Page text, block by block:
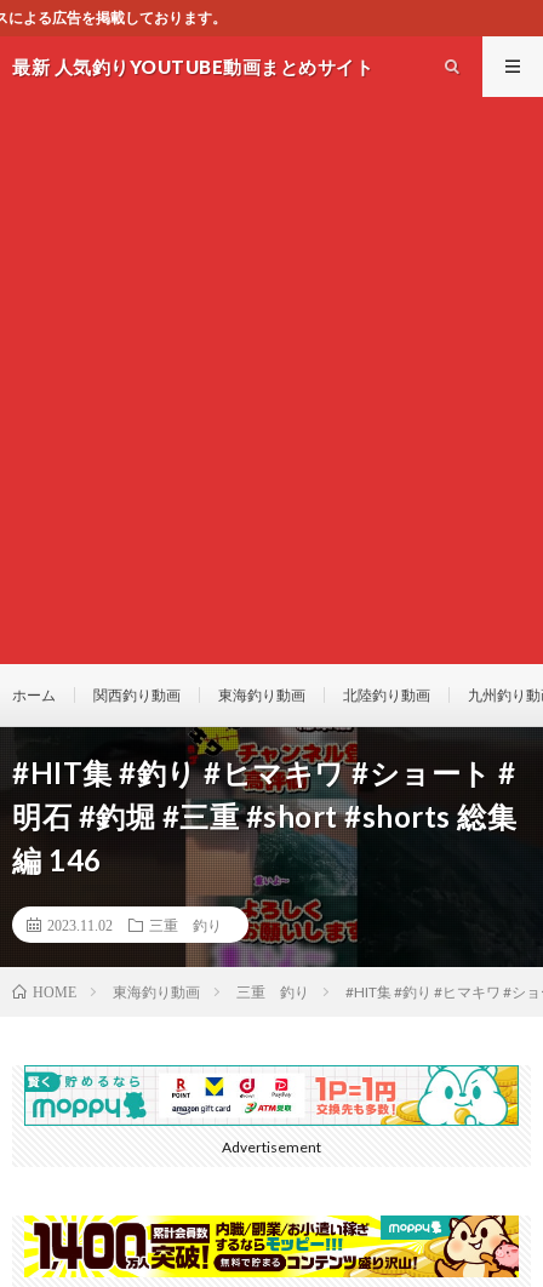
最新 人気釣りYOUTUBE動画まとめサイト
ホーム 関西釣り動画 東海釣り動画 北陸釣り動画 九州釣り
#HIT集 #釣り #ヒマキワ #ショート #
明石 #釣堀 #三重 #short #shorts 総集
編 146
2023.11.02 三重 釣り
HOME 東海釣り動画 三重 釣り #HIT集 #釣り #ヒマキワ #シ
Advertisement